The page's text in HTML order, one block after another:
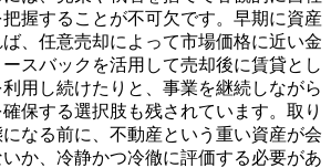
握することが不可欠です。早期に資産
、任意売却によって市場価格に近い金
スバックを活用して売却後に賃貸とし
用し続けたりと、事業を継続しながら
保する選択肢も残されています。取り
なる前に、不動産という重い資産が会
か、冷静かつ冷徹に評価する必要があ